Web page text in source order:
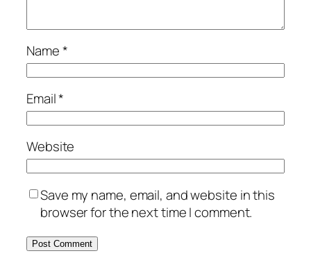
Name*
Email*
Website
Save my name, email, and website in this
browser for the next time I comment.